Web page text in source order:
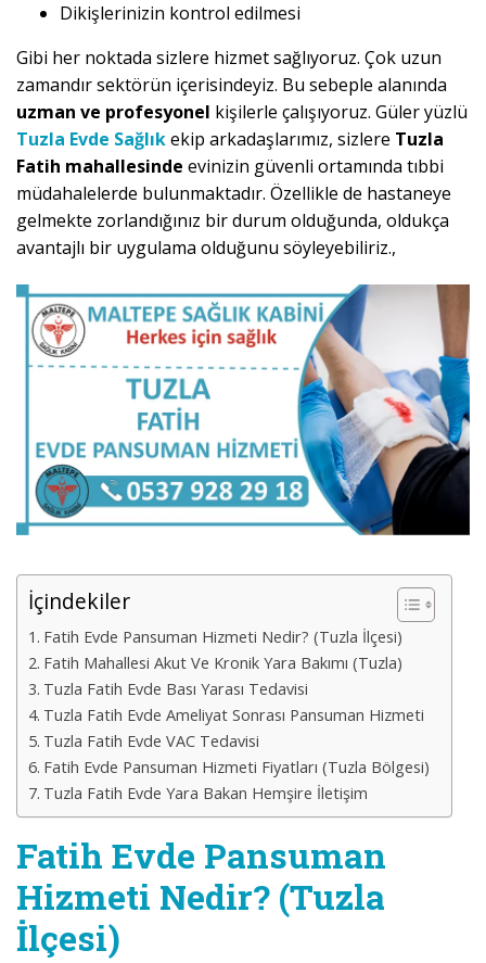
Dikişlerinizin kontrol edilmesi
Gibi her noktada sizlere hizmet sağlıyoruz. Çok uzun
zamandır sektörün içerisindeyiz. Bu sebeple alanında
uzman ve profesyonel kişilerle çalışıyoruz. Güler yüzlü
Tuzla Evde Sağlıkekip arkadaşlarımız, sizlere Tuzla
Fatih mahallesinde evinizin güvenli ortamında tıbbi
müdahalelerde bulunmaktadır. Özellikle de hastaneye
gelmekte zorlandığınız bir durum olduğunda, oldukça
avantajlı bir uygulama olduğunu söyleyebiliriz.,
İçindekiler
Fatih Evde Pansuman Hizmeti Nedir? (Tuzla İlçesi)
Fatih Mahallesi Akut Ve Kronik Yara Bakımı (Tuzla)
Tuzla Fatih Evde Bası Yarası Tedavisi
Tuzla Fatih Evde Ameliyat Sonrası Pansuman Hizmeti
Tuzla Fatih Evde VAC Tedavisi
Fatih Evde Pansuman Hizmeti Fiyatları (Tuzla Bölgesi)
Tuzla Fatih Evde Yara Bakan Hemşire İletişim
Fatih Evde Pansuman
Hizmeti Nedir? (Tuzla
İlçesi)